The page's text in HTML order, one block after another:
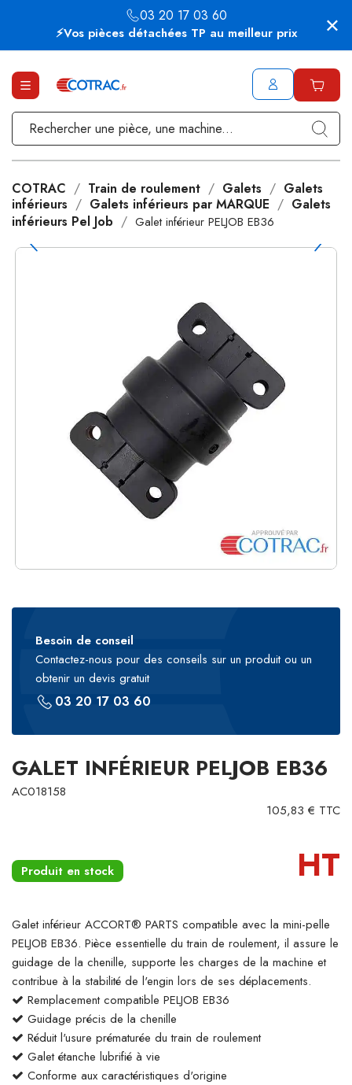
⚡Vos pièces détachées TP au meilleur prix
03 20 17 03 60
COTRAC Train de roulement Galets
Galets
inférieurs
Galets inférieurs par MARQUE
Galets
inférieurs Pel Job
Galet inférieur PELJOB EB36
Besoin de conseil
Contactez-nous pour des conseils sur un produit ou un
obtenir un devis gratuit
03 20 17 03 60
GALET INFÉRIEUR PELJOB EB36
AC018158
105,83 € TTC
Produit en stock HT
Galet inférieur ACCORT® PARTS compatible avec la mini-pelle
PELJOB EB36. Pièce essentielle du train de roulement, il assure le
guidage de la chenille, supporte les charges de la machine et
contribue à la stabilité de l'engin lors de ses déplacements.
Remplacement compatible PELJOB EB36
Guidage précis de la chenille
Réduit l'usure prématurée du train de roulement
Galet étanche lubrifié à vie
Conforme aux caractéristiques d'origine